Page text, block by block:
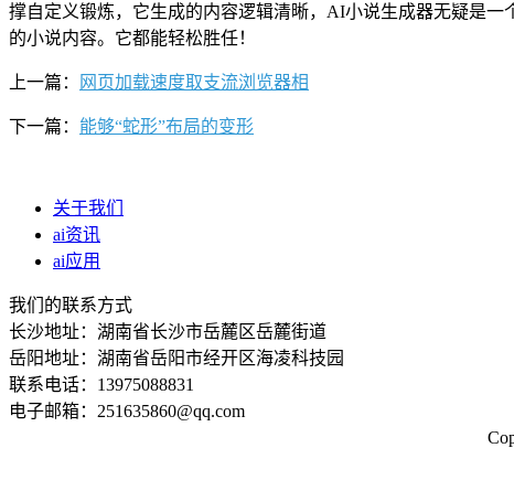
撑自定义锻炼，它生成的内容逻辑清晰，AI小说生成器无疑是
的小说内容。它都能轻松胜任！
上一篇： 网页加载速度取支流浏览器相
下一篇： 能够“蛇形”布局的变形
关于我们
ai资讯
ai应用
我们的联系方式
长沙地址：湖南省长沙市岳麓区岳麓街道
岳阳地址：湖南省岳阳市经开区海凌科技园
联系电话：13975088831
电子邮箱：251635860@qq.com